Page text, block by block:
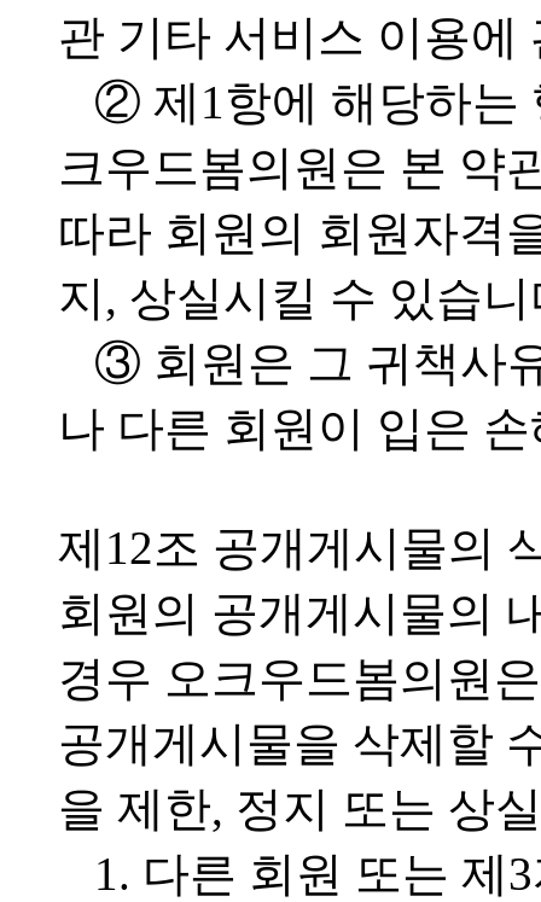
관 기타 서비스 이용에
② 제1항에 해당하는
크우드봄의원은 본 약
따라 회원의 회원자격
지, 상실시킬 수 있습니
③ 회원은 그 귀책사
나 다른 회원이 입은
제12조 공개게시물의
회원의 공개게시물의
경우 오크우드봄의원
공개게시물을 삭제할
을 제한, 정지 또는 상
1. 다른 회원 또는 제